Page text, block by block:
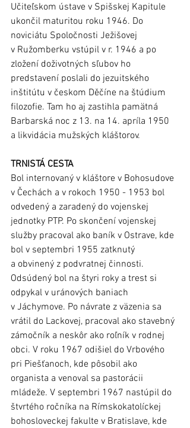
Učiteľskom ústave v Spišskej Kapitule
ukončil maturitou roku 1946. Do
noviciátu Spoločnosti Ježišovej
v Ružomberku vstúpil v r. 1946 a po
zložení doživotných sľubov ho
predstavení poslali do jezuitského
inštitútu v českom Děčíne na štúdium
filozofie. Tam ho aj zastihla pamätná
Barbarská noc z 13. na 14. apríla 1950
a likvidácia mužských kláštorov.
TRNISTÁ CESTA
Bol internovaný v kláštore v Bohosudove
v Čechách a v rokoch 1950 - 1953 bol
odvedený a zaradený do vojenskej
jednotky PTP. Po skončení vojenskej
služby pracoval ako baník v Ostrave, kde
bol v septembri 1955 zatknutý
a obvinený z podvratnej činnosti.
Odsúdený bol na štyri roky a trest si
odpykal v uránových baniach
v Jáchymove. Po návrate z väzenia sa
vrátil do Lackovej, pracoval ako stavebný
zámočník a neskôr ako roľník v rodnej
obci. V roku 1967 odišiel do Vrbového
pri Piešťanoch, kde pôsobil ako
organista a venoval sa pastorácii
mládeže. V septembri 1967 nastúpil do
štvrtého ročníka na Rímskokatolíckej
bohosloveckej fakulte v Bratislave, kde